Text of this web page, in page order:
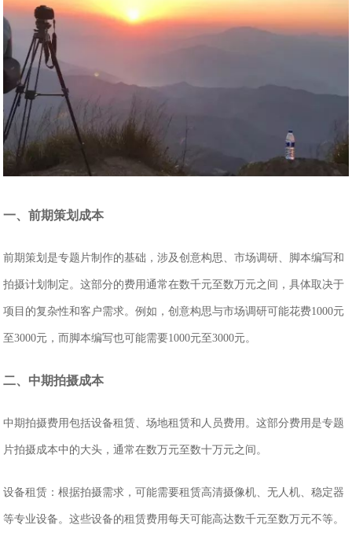
一、前期策划成本
前期策划是专题片制作的基础，涉及创意构思、市场调研、脚本编写和
拍摄计划制定。这部分的费用通常在数千元至数万元之间，具体取决于
项目的复杂性和客户需求。例如，创意构思与市场调研可能花费1000元
至3000元，而脚本编写也可能需要1000元至3000元。
二、中期拍摄成本
中期拍摄费用包括设备租赁、场地租赁和人员费用。这部分费用是专题
片拍摄成本中的大头，通常在数万元至数十万元之间。
‌设备租赁‌：根据拍摄需求，可能需要租赁高清摄像机、无人机、稳定器
等专业设备。这些设备的租赁费用每天可能高达数千元至数万元不等。